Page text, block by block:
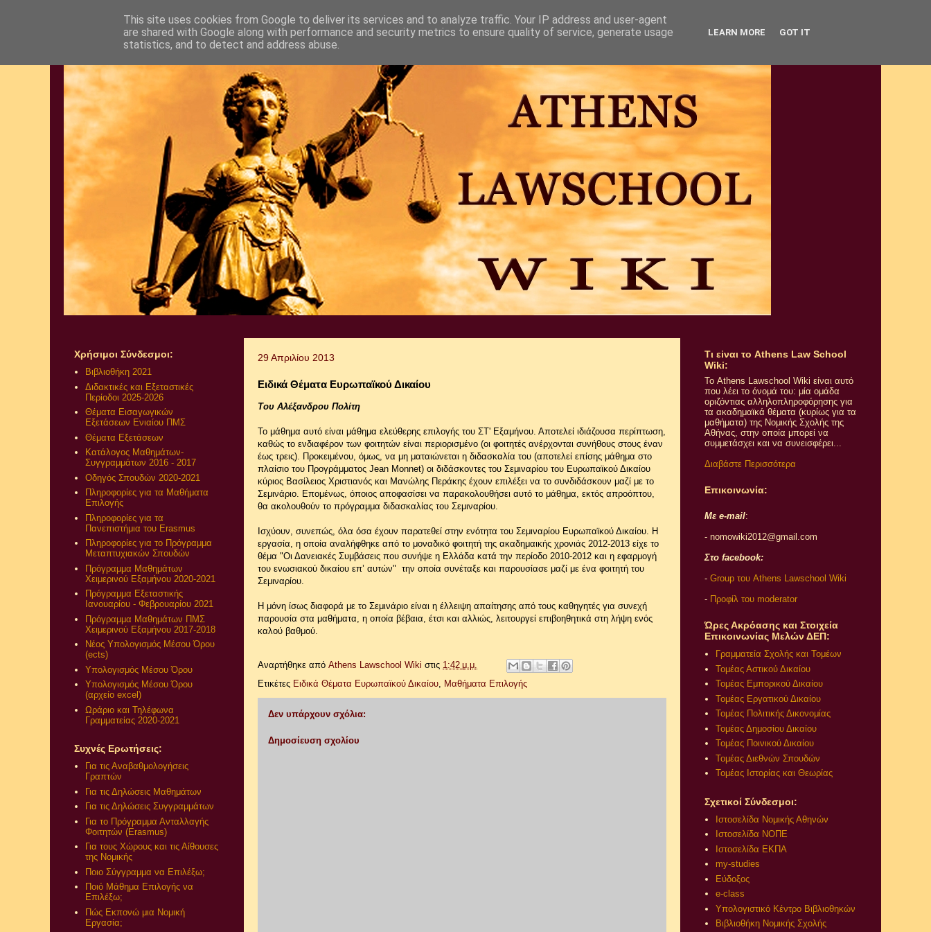
29 Απριλίου 2013
Ειδικά Θέματα Ευρωπαϊκού Δικαίου
Του Αλέξανδρου Πολίτη
Το μάθημα αυτό είναι μάθημα ελεύθερης επιλογής του ΣΤ' Εξαμήνου. Αποτελεί ιδιάζουσα περίπτωση,
καθώς το ενδιαφέρον των φοιτητών είναι περιορισμένο (οι φοιτητές ανέρχονται συνήθους στους έναν
έως τρεις). Προκειμένου, όμως, να μη ματαιώνεται η διδασκαλία του (αποτελεί επίσης μάθημα στο
πλαίσιο του Προγράμματος Jean Monnet) οι διδάσκοντες του Σεμιναρίου του Ευρωπαϊκού Δικαίου
κύριος Βασίλειος Χριστιανός και Μανώλης Περάκης έχουν επιλέξει να το συνδιδάσκουν μαζί με το
Σεμινάριο. Επομένως, όποιος αποφασίσει να παρακολουθήσει αυτό το μάθημα, εκτός απροόπτου,
θα ακολουθούν το πρόγραμμα διδασκαλίας του Σεμιναρίου.
Ισχύουν, συνεπώς, όλα όσα έχουν παρατεθεί στην ενότητα του Σεμιναρίου Ευρωπαϊκού Δικαίου. Η
εργασία, η οποία αναλήφθηκε από το μοναδικό φοιτητή της ακαδημαικής χρονιάς 2012-2013 είχε το
θέμα "Οι Δανειακές Συμβάσεις που συνήψε η Ελλάδα κατά την περίοδο 2010-2012 και η εφαρμογή
του ενωσιακού δικαίου επ’ αυτών" την οποία συνέταξε και παρουσίασε μαζί με ένα φοιτητή του
Σεμιναρίου.
Η μόνη ίσως διαφορά με το Σεμινάριο είναι η έλλειψη απαίτησης από τους καθηγητές για συνεχή
παρουσία στα μαθήματα, η οποία βέβαια, έτσι και αλλιώς, λειτουργεί επιβοηθητικά στη λήψη ενός
καλού βαθμού.
Αναρτήθηκε από Athens Lawschool Wiki στις 1:42 μ.μ.
Ετικέτες Ειδικά Θέματα Ευρωπαϊκού Δικαίου, Μαθήματα Επιλογής
Δεν υπάρχουν σχόλια:
Δημοσίευση σχολίου
Χρήσιμοι Σύνδεσμοι:
Βιβλιοθήκη 2021
Διδακτικές και Εξεταστικές
Περίοδοι 2025-2026
Θέματα Εισαγωγικών
Εξετάσεων Ενιαίου ΠΜΣ
Θέματα Εξετάσεων
Κατάλογος Μαθημάτων-
Συγγραμμάτων 2016 - 2017
Οδηγός Σπουδών 2020-2021
Πληροφορίες για τα Μαθήματα
Επιλογής
Πληροφορίες για τα
Πανεπιστήμια του Erasmus
Πληροφορίες για το Πρόγραμμα
Μεταπτυχιακών Σπουδών
Πρόγραμμα Μαθημάτων
Χειμερινού Εξαμήνου 2020-2021
Πρόγραμμα Εξεταστικής
Ιανουαρίου - Φεβρουαρίου 2021
Πρόγραμμα Μαθημάτων ΠΜΣ
Χειμερινού Εξαμήνου 2017-2018
Νέος Υπολογισμός Μέσου Όρου
(ects)
Υπολογισμός Μέσου Όρου
Υπολογισμός Μέσου Όρου
(αρχείο excel)
Ωράριο και Τηλέφωνα
Γραμματείας 2020-2021
Συχνές Ερωτήσεις:
Για τις Αναβαθμολογήσεις
Γραπτών
Για τις Δηλώσεις Μαθημάτων
Για τις Δηλώσεις Συγγραμμάτων
Για το Πρόγραμμα Ανταλλαγής
Φοιτητών (Erasmus)
Για τους Χώρους και τις Αίθουσες
της Νομικής
Ποιο Σύγγραμμα να Επιλέξω;
Ποιό Μάθημα Επιλογής να
Επιλέξω;
Πώς Εκπονώ μια Νομική
Εργασία;
Τι εiναι το Athens Law School
Wiki:
Το Athens Lawschool Wiki είναι αυτό
που λέει το όνομά του: μία ομάδα
οριζόντιας αλληλοπληροφόρησης για
τα ακαδημαϊκά θέματα (κυρίως για τα
μαθήματα) της Νομικής Σχολής της
Αθήνας, στην οποία μπορεί να
συμμετάσχει και να συνεισφέρει...
Διαβάστε Περισσότερα
Επικοινωνία:
Με e-mail:
- nomowiki2012@gmail.com
Στο facebook:
- Group του Athens Lawschool Wiki
- Προφίλ του moderator
Ώρες Ακρόασης και Στοιχεία
Επικοινωνίας Μελών ΔΕΠ:
Γραμματεία Σχολής και Τομέων
Τομέας Αστικού Δικαίου
Τομέας Εμπορικού Δικαίου
Τομέας Εργατικού Δικαίου
Τομέας Πολιτικής Δικονομίας
Τομέας Δημοσίου Δικαίου
Τομέας Ποινικού Δικαίου
Τομέας Διεθνών Σπουδών
Τομέας Ιστορίας και Θεωρίας
Σχετικοί Σύνδεσμοι:
Ιστοσελίδα Νομικής Αθηνών
Ιστοσελίδα ΝΟΠΕ
Ιστοσελίδα ΕΚΠΑ
my-studies
Εύδοξος
e-class
Υπολογιστικό Κέντρο Βιβλιοθηκών
Βιβλιοθήκη Νομικής Σχολής
This site uses cookies from Google to deliver its services and to analyze traffic. Your IP address and user-agent
are shared with Google along with performance and security metrics to ensure quality of service, generate usage
statistics, and to detect and address abuse.
LEARN MORE GOT IT